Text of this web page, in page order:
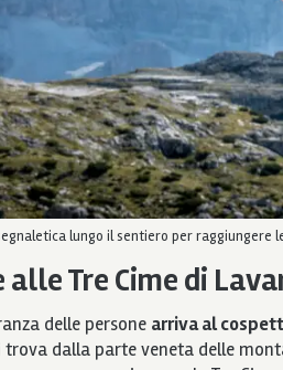
lungo il sentiero per raggiungere
alle Tre Cime di
delle persone arriva al
trova dalla parte veneta delle